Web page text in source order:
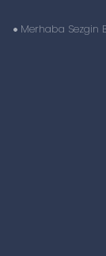
Merhaba Sezgin